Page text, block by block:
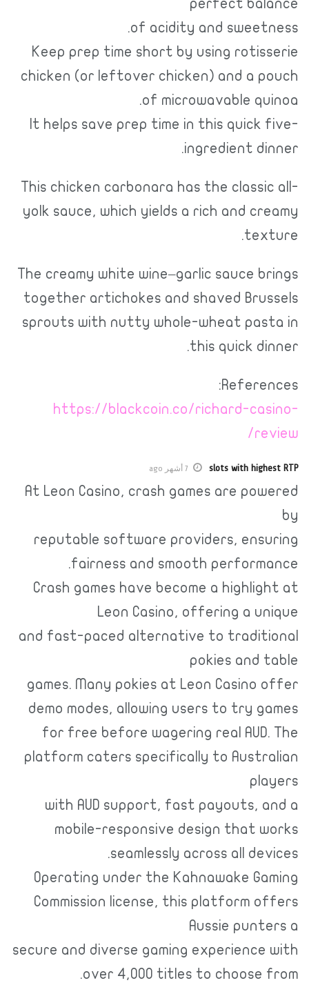
perfect balance
of acidity and sweetness.
Keep prep time short by using rotisserie
chicken (or leftover chicken) and a pouch
of microwavable quinoa.
It helps save prep time in this quick five-
ingredient dinner.
This chicken carbonara has the classic all-
yolk sauce, which yields a rich and creamy
texture.
The creamy white wine–garlic sauce brings
together artichokes and shaved Brussels
sprouts with nutty whole-wheat pasta in
this quick dinner.
References:
https://blackcoin.co/richard-casino-
review/
slots with highest RTP 7 أشهر ago
At Leon Casino, crash games are powered
by
reputable software providers, ensuring
fairness and smooth performance.
Crash games have become a highlight at
Leon Casino, offering a unique
and fast-paced alternative to traditional
pokies and table
games. Many pokies at Leon Casino offer
demo modes, allowing users to try games
for free before wagering real AUD. The
platform caters specifically to Australian
players
with AUD support, fast payouts, and a
mobile-responsive design that works
seamlessly across all devices.
Operating under the Kahnawake Gaming
Commission license, this platform offers
Aussie punters a
secure and diverse gaming experience with
over 4,000 titles to choose from.